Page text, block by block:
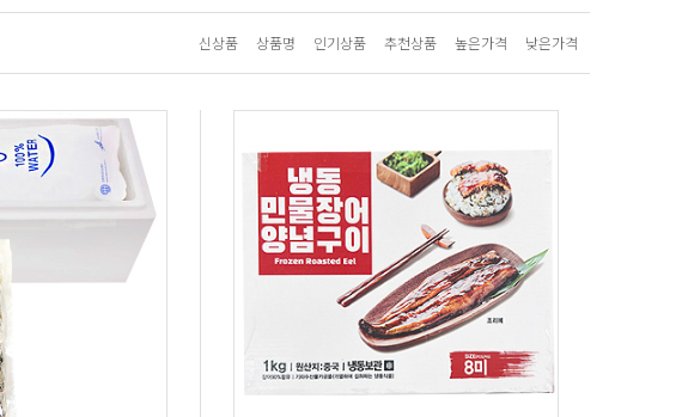
신상품 상품명 인기상품 추천상품 높은가격 낮은가격